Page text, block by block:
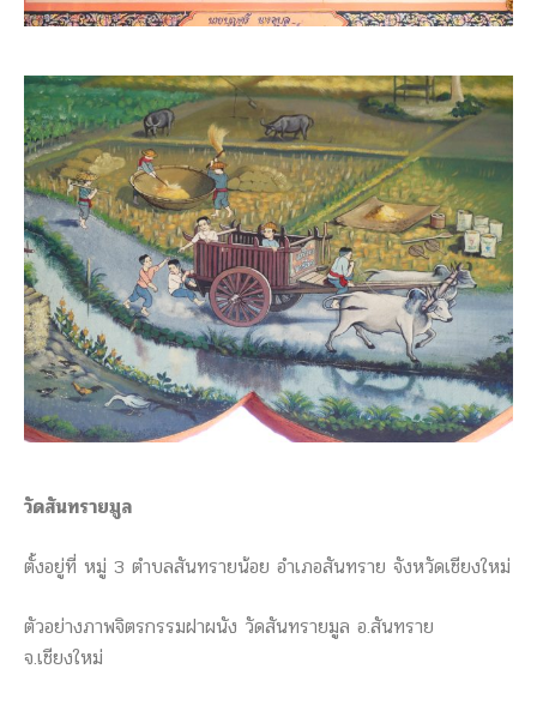
วัดสันทรายมูล
ตั้งอยู่ที่ หมู่ 3 ตำบลสันทรายน้อย อำเภอสันทราย จังหวัดเชียงใหม่
ตัวอย่างภาพจิตรกรรมฝาผนัง วัดสันทรายมูล อ.สันทราย
จ.เชียงใหม่